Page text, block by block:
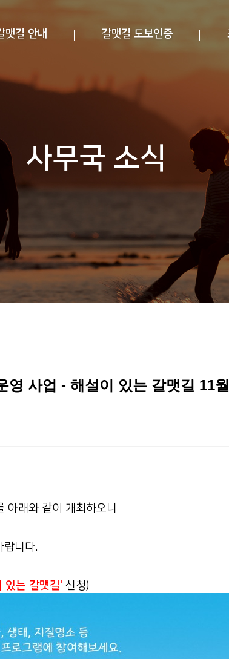
맷길 안내 갈맷길 도보인증
사무국 소식
사업 - 해설이 있는 갈맷길 11월
아래와 같이 개최하오니
랍니다.
있는 갈맷길' 신청)